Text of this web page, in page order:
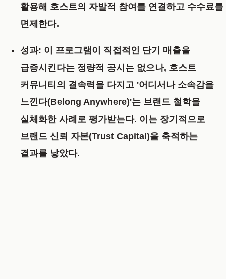
활용해 호스트의 자발적 참여를 연결하고 수수료를
면제한다.
성과: 이 프로그램이 직접적인 단기 매출을
급증시킨다는 정량적 공시는 없으나, 호스트
커뮤니티의 결속력을 다지고 '어디서나 소속감을
느낀다(Belong Anywhere)'는 브랜드 철학을
실체화한 사례로 평가받는다. 이는 장기적으로
브랜드 신뢰 자본(Trust Capital)을 축적하는
결과를 낳았다.